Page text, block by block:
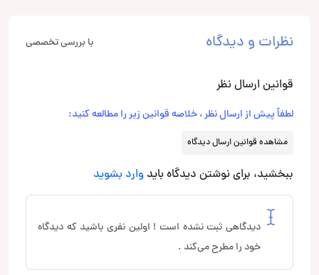
نظرات و دیدگاه با بررسی تخصصی
قوانین ارسال نظر
لطفاً پیش از ارسال نظر ، خلاصه قوانین زیر را مطالعه کنید:
مشاهده قوانین ارسال دیدگاه
ببخشید، برای نوشتن دیدگاه باید وارد بشوید
دیدگاهی ثبت نشده است ! اولین نفری باشید که دیدگاه
خود را مطرح می‌کند .